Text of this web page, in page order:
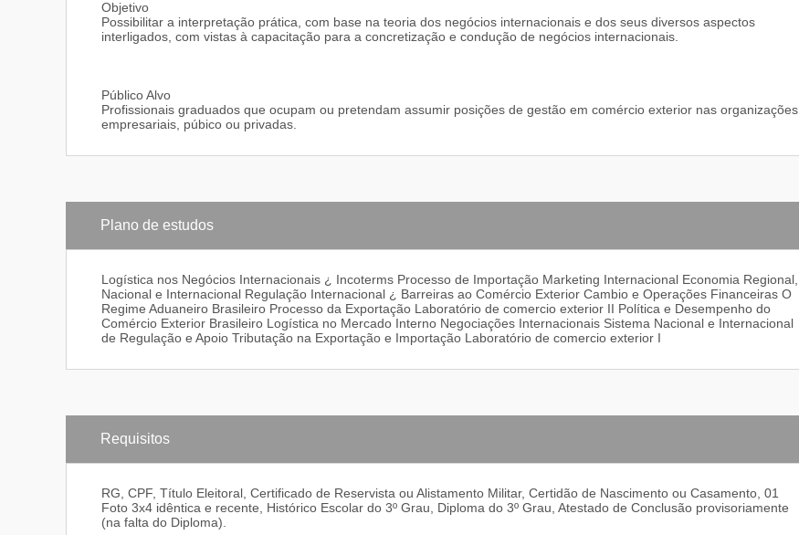
Objetivo
Possibilitar a interpretação prática, com base na teoria dos negócios internacionais e dos seus diversos aspectos
interligados, com vistas à capacitação para a concretização e condução de negócios internacionais.
Público Alvo
Profissionais graduados que ocupam ou pretendam assumir posições de gestão em comércio exterior nas organizações
empresariais, púbico ou privadas.
Plano de estudos
Logística nos Negócios Internacionais ¿ Incoterms Processo de Importação Marketing Internacional Economia Regional,
Nacional e Internacional Regulação Internacional ¿ Barreiras ao Comércio Exterior Cambio e Operações Financeiras O
Regime Aduaneiro Brasileiro Processo da Exportação Laboratório de comercio exterior II Política e Desempenho do
Comércio Exterior Brasileiro Logística no Mercado Interno Negociações Internacionais Sistema Nacional e Internacional
de Regulação e Apoio Tributação na Exportação e Importação Laboratório de comercio exterior I
Requisitos
RG, CPF, Título Eleitoral, Certificado de Reservista ou Alistamento Militar, Certidão de Nascimento ou Casamento, 01
Foto 3x4 idêntica e recente, Histórico Escolar do 3º Grau, Diploma do 3º Grau, Atestado de Conclusão provisoriamente
(na falta do Diploma).